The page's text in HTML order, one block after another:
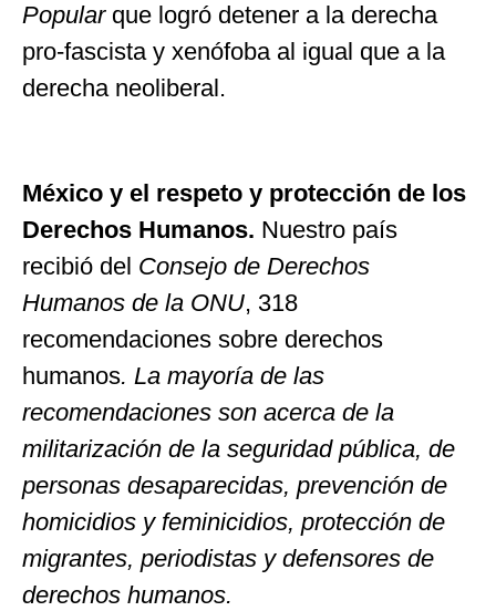
Popularque logró detener a la derecha
pro-fascista y xenófoba al igual que a la
derecha neoliberal.
México y el respeto y protección de los
Derechos Humanos. Nuestro país
recibió del Consejo de Derechos
Humanos de la ONU, 318
recomendaciones sobre derechos
humanos. La mayoría de las
recomendaciones son acerca de la
militarización de la seguridad pública, de
personas desaparecidas, prevención de
homicidios y feminicidios, protección de
migrantes, periodistas y defensores de
derechos humanos.